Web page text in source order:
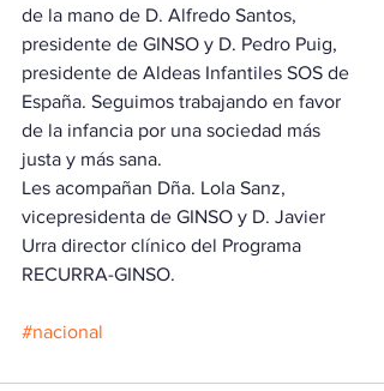
de la mano de D. Alfredo Santos,
presidente de GINSO y D. Pedro Puig,
presidente de Aldeas Infantiles SOS de
España. Seguimos trabajando en favor
de la infancia por una sociedad más
justa y más sana.
Les acompañan Dña. Lola Sanz,
vicepresidenta de GINSO y D. Javier
Urra director clínico del Programa
RECURRA-GINSO.
#nacional